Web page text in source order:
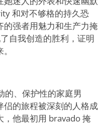
和对不够格的持久恐
强者用魅力和生产力掩
自我创造的胜利，证明
的、保护性的家庭男
侣的旅程被深刻的人格成
他最初用 bravado 掩